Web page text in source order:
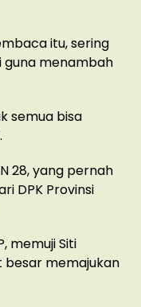
itu, sering
guna menambah
semua bisa
28, yang pernah
DPK Provinsi
memuji Siti
besar memajukan